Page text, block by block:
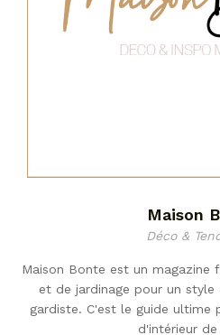
Maison
Déco &
Maison Bonte est un magazine
et de jardinage pour un
gardiste. C'est le guide ultime
d'intérieur